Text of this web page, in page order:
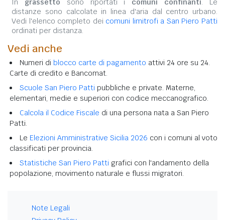
In grassetto sono riportati i comuni confinanti. Le
distanze sono calcolate in linea d'aria dal centro urbano.
Vedi l'elenco completo dei comuni limitrofi a San Piero Patti
ordinati per distanza.
Vedi anche
Numeri di blocco carte di pagamento attivi 24 ore su 24.
Carte di credito e Bancomat.
Scuole San Piero Patti pubbliche e private. Materne,
elementari, medie e superiori con codice meccanografico.
Calcola il Codice Fiscale di una persona nata a San Piero
Patti.
Le Elezioni Amministrative Sicilia 2026 con i comuni al voto
classificati per provincia.
Statistiche San Piero Patti grafici con l'andamento della
popolazione, movimento naturale e flussi migratori.
Note Legali